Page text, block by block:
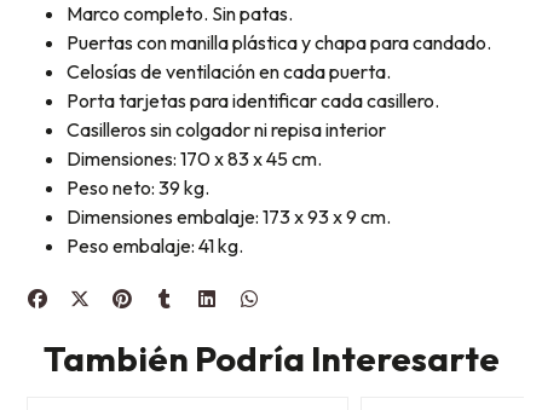
Marco completo. Sin patas.
Puertas con manilla plástica y chapa para candado.
Celosías de ventilación en cada puerta.
Porta tarjetas para identificar cada casillero.
Casilleros sin colgador ni repisa interior
Dimensiones: 170 x 83 x 45 cm.
Peso neto: 39 kg.
Dimensiones embalaje: 173 x 93 x 9 cm.
Peso embalaje: 41 kg.
También Podría Interesarte